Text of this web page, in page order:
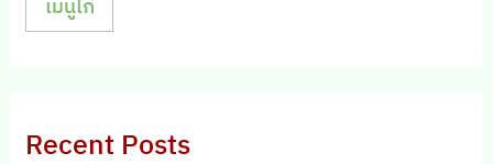
Recent Posts